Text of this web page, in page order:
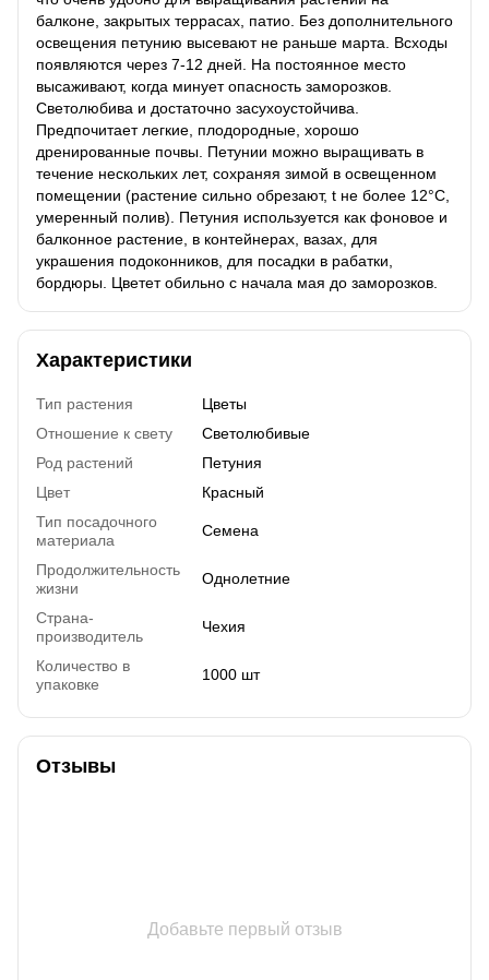
балконе, закрытых террасах, патио. Без дополнительного
освещения петунию высевают не раньше марта. Всходы
появляются через 7-12 дней. На постоянное место
высаживают, когда минует опасность заморозков.
Светолюбива и достаточно засухоустойчива.
Предпочитает легкие, плодородные, хорошо
дренированные почвы. Петунии можно выращивать в
течение нескольких лет, сохраняя зимой в освещенном
помещении (растение сильно обрезают, t не более 12°C,
умеренный полив). Петуния используется как фоновое и
балконное растение, в контейнерах, вазах, для
украшения подоконников, для посадки в рабатки,
бордюры. Цветет обильно с начала мая до заморозков.
Характеристики
Тип растения
Цветы
Отношение к свету
Светолюбивые
Род растений
Петуния
Цвет
Красный
Тип посадочного
материала
Семена
Продолжительность
жизни
Однолетние
Страна-
производитель
Чехия
Количество в
упаковке
1000 шт
Отзывы
Добавьте первый отзыв